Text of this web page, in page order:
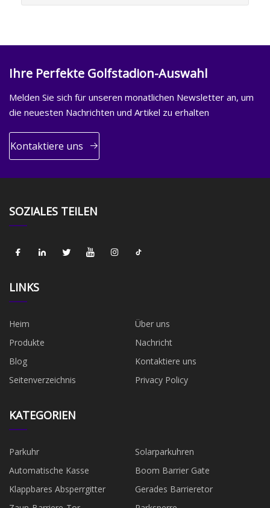
Ihre Perfekte Golfstadion-Auswahl
Melden Sie sich für unseren monatlichen Newsletter an, um
die neuesten Nachrichten und Artikel zu erhalten
Kontaktiere uns
SOZIALES TEILEN
LINKS
Heim
Über uns
Produkte
Nachricht
Blog
Kontaktiere uns
Seitenverzeichnis
Privacy Policy
KATEGORIEN
Parkuhr
Solarparkuhren
Automatische Kasse
Boom Barrier Gate
Klappbares Absperrgitter
Gerades Barrieretor